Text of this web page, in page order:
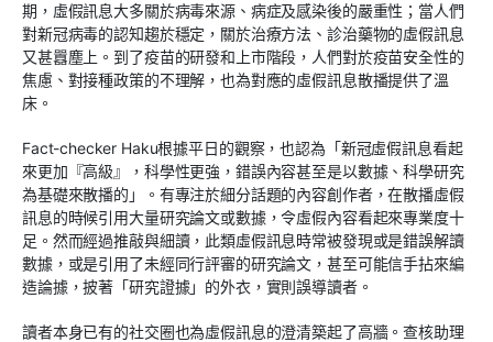
期，虛假訊息大多關於病毒來源、病症及感染後的嚴重性；當人們
對新冠病毒的認知趨於穩定，關於治療方法、診治藥物的虛假訊息
又甚囂塵上。到了疫苗的研發和上市階段，人們對於疫苗安全性的
焦慮、對接種政策的不理解，也為對應的虛假訊息散播提供了溫
床。
Fact-checker Haku根據平日的觀察，也認為「新冠虛假訊息看起
來更加『高級』，科學性更強，錯誤內容甚至是以數據、科學研究
為基礎來散播的」。有專注於細分話題的內容創作者，在散播虛假
訊息的時候引用大量研究論文或數據，令虛假內容看起來專業度十
足。然而經過推敲與細讀，此類虛假訊息時常被發現或是錯誤解讀
數據，或是引用了未經同行評審的研究論文，甚至可能信手拈來編
造論據，披著「研究證據」的外衣，實則誤導讀者。
讀者本身已有的社交圈也為虛假訊息的澄清築起了高牆。查核助理